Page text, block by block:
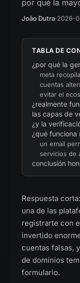
por qué la
João Dutra·2026-
TABLA DE
¿por qué la
meta
cuentas
evitar el
¿realmente
las capas de
¿y la
¿qué funciona
un email
servicios de
conclusión
Respuesta
una de las
registrarte con
invertido
cuentas falsas,
de dominios
formulario.